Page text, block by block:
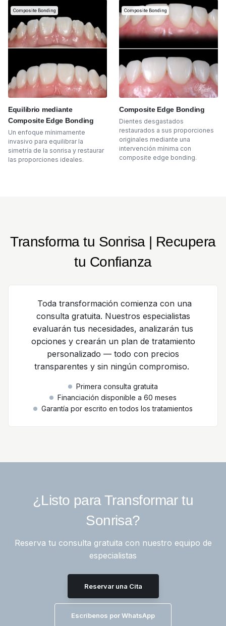
Composite Bonding
Equilibrio mediante
Composite Edge Bonding
Un enfoque mínimamente
invasivo para equilibrar la
simetría de la sonrisa y restaurar
las proporciones ideales.
Composite Bonding
Composite Edge Bonding
Dientes desgastados
restaurados a sus proporciones
originales mediante una
intervención mínima con
composite edge bonding.
Transforma tu Sonrisa | Recupera
tu Confianza
Toda transformación comienza con una
consulta gratuita. Nuestros especialistas
evaluarán tus necesidades, analizarán tus
opciones y crearán un plan de tratamiento
personalizado — todo con precios
transparentes y sin ningún compromiso.
Primera consulta gratuita
Financiación disponible a 60 meses
Garantía por escrito en todos los tratamientos
¿Listo para Transformar tu
Sonrisa?
Reserva tu consulta gratuita con nuestro equipo de
especialistas
Reservar una Cita
Escríbenos por WhatsApp